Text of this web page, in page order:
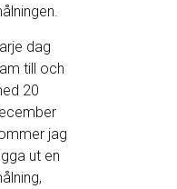
dag
till och
20
jag
ut en